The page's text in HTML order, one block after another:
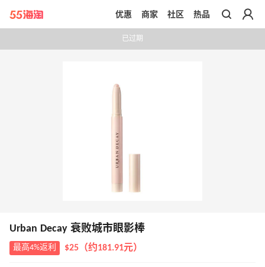
带你去官网买正品
优惠 商家 社区 热品
已过期
Urban Decay 衰败城市眼影棒
最高4%返利 $25（约181.91元）